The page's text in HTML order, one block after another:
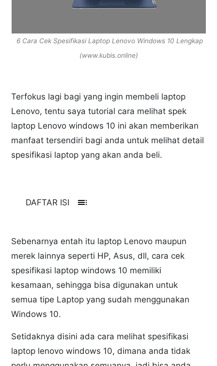
6 Cara Cek Spesifikasi Laptop Lenovo Windows 10 Lengkap
(www.kubis.online)
Terfokus lagi bagi yang ingin membeli laptop
Lenovo, tentu saya tutorial cara melihat spek
laptop Lenovo windows 10 ini akan memberikan
manfaat tersendiri bagi anda untuk melihat detail
spesifikasi laptop yang akan anda beli.
DAFTAR ISI toc
Sebenarnya entah itu laptop Lenovo maupun
merek lainnya seperti HP, Asus, dll, cara cek
spesifikasi laptop windows 10 memiliki
kesamaan, sehingga bisa digunakan untuk
semua tipe Laptop yang sudah menggunakan
Windows 10.
Setidaknya disini ada cara melihat spesifikasi
laptop lenovo windows 10, dimana anda tidak